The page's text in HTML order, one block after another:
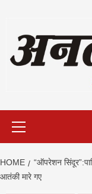
content
HOME
“ऑपरेशन
आतंकी मारे गए